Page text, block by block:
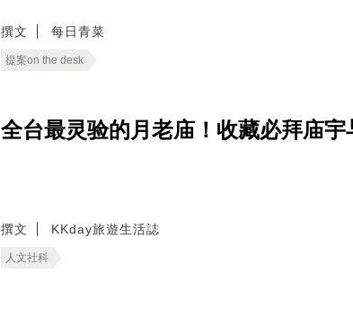
撰文 每日青菜
提案on the desk
全台最灵验的月老庙！收藏必拜庙
撰文 KKday旅遊生活誌
人文社科